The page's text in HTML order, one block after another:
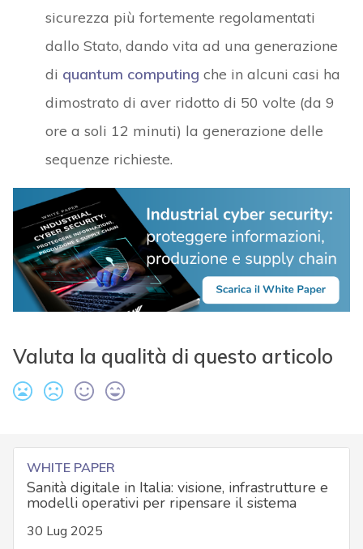
sicurezza più fortemente regolamentati
dallo Stato, dando vita ad una generazione
di quantum computing che in alcuni casi ha
dimostrato di aver ridotto di 50 volte (da 9
ore a soli 12 minuti) la generazione delle
sequenze richieste.
Valuta la qualità di questo articolo
WHITE PAPER
Sanità digitale in Italia: visione, infrastrutture e
modelli operativi per ripensare il sistema
30 Lug 2025